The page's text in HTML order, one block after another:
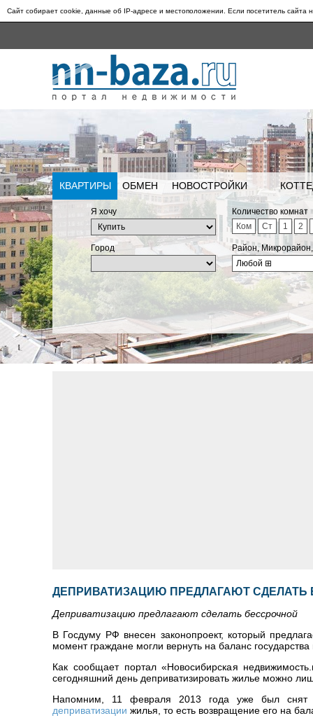
Сайт собирает cookie, данные об IP-адресе и местоположении. Если посетитель сайта
КВАРТИРЫ ОБМЕН НОВОСТРОЙКИ
Я хочу
Количество комнат
Ком
Ст 1 2
Город
Район,
Любой ⊞
ДЕПРИВАТИЗАЦИЮ ПРЕДЛАГАЮТ СДЕЛАТЬ
Деприватизацию предлагают сделать бессрочной
В Госдуму РФ внесен законопроект, который
момент граждане могли вернуть на баланс
Как сообщает портал «Новосибирская
сегодняшний день деприватизировать жилье можно
Напомним, 11 февраля 2013 года уже был снят с
деприватизации жилья, то есть возвращение его на